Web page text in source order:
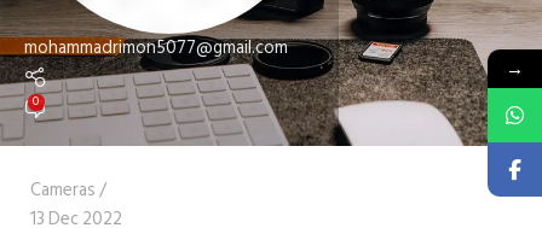
mohammadrimon5077@gmail.com
0
Cameras
13 Dec 2022
→